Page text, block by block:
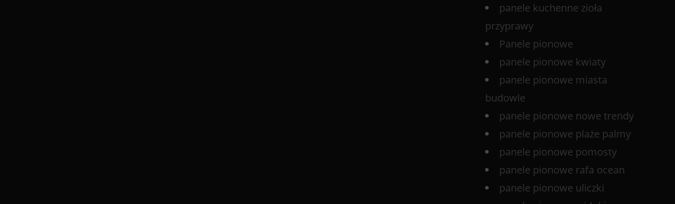
panele kuchenne zioła
przyprawy
Panele pionowe
panele pionowe kwiaty
panele pionowe miasta
budowle
panele pionowe nowe trendy
panele pionowe plaże palmy
panele pionowe pomosty
panele pionowe rafa ocean
panele pionowe uliczki